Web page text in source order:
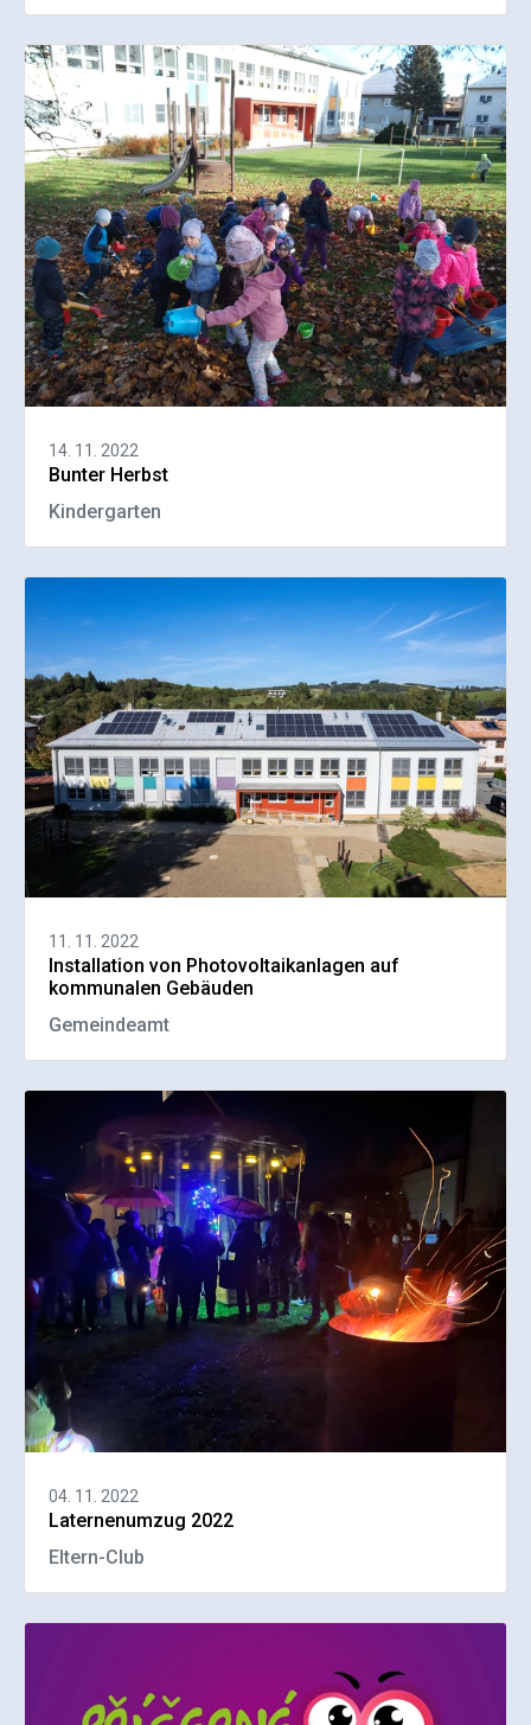
14. 11. 2022
Bunter Herbst
Kindergarten
11. 11. 2022
Installation von Photovoltaikanlagen auf
kommunalen Gebäuden
Gemeindeamt
04. 11. 2022
Laternenumzug 2022
Eltern-Club